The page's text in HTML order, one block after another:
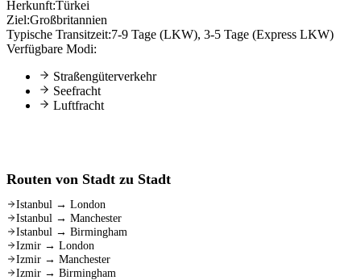
Herkunft:Türkei
Ziel:Großbritannien
Typische Transitzeit:7-9 Tage (LKW), 3-5 Tage (Express LKW)
Verfügbare Modi:
Straßengüterverkehr
Seefracht
Luftfracht
Routen von Stadt zu Stadt
Istanbul → London
Istanbul → Manchester
Istanbul → Birmingham
Izmir → London
Izmir → Manchester
Izmir → Birmingham